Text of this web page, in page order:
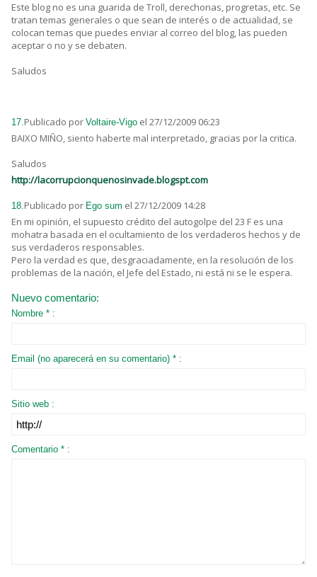
Este blog no es una guarida de Troll, derechonas, progretas, etc. Se
tratan temas generales o que sean de interés o de actualidad, se
colocan temas que puedes enviar al correo del blog, las pueden
aceptar o no y se debaten.
Saludos
17.Publicado por Voltaire-Vigo el 27/12/2009 06:23
BAIXO MIÑO, siento haberte mal interpretado, gracias por la critica.
Saludos
http://lacorrupcionquenosinvade.blogspt.com
18.Publicado por Ego sum el 27/12/2009 14:28
En mi opinión, el supuesto crédito del autogolpe del 23 F es una
mohatra basada en el ocultamiento de los verdaderos hechos y de
sus verdaderos responsables.
Pero la verdad es que, desgraciadamente, en la resolución de los
problemas de la nación, el Jefe del Estado, ni está ni se le espera.
Nuevo comentario:
Nombre * :
Email (no aparecerá en su comentario) * :
Sitio web :
Comentario * :